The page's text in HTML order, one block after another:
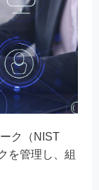
ク（NIST
を管理し、組